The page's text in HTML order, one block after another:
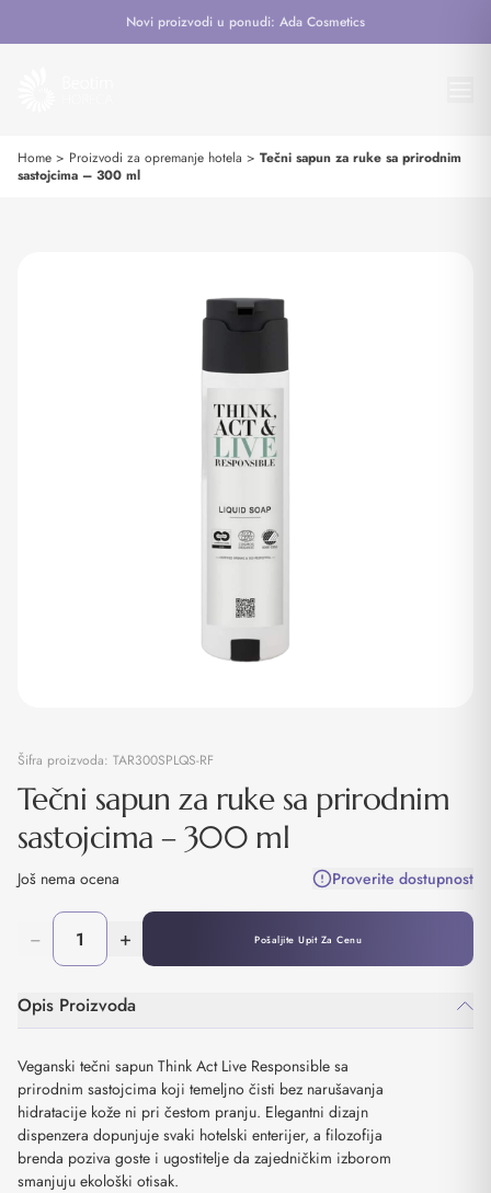
Novi proizvodi u ponudi: Ada Cosmetics
Home > Proizvodi za opremanje hotela > Tečni sapun za ruke sa prirodnim
sastojcima – 300 ml
Šifra proizvoda: TAR300SPLQS-RF
Tečni sapun za ruke sa prirodnim
sastojcima – 300 ml
Još nema ocena Proverite dostupnost
− + Pošaljite Upit Za Cenu
Opis Proizvoda
Veganski tečni sapun Think Act Live Responsible sa
prirodnim sastojcima koji temeljno čisti bez narušavanja
hidratacije kože ni pri čestom pranju. Elegantni dizajn
dispenzera dopunjuje svaki hotelski enterijer, a filozofija
brenda poziva goste i ugostitelje da zajedničkim izborom
smanjuju ekološki otisak.